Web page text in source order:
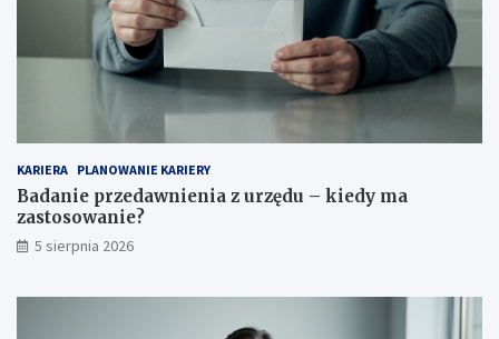
KARIERA PLANOWANIE KARIERY
Badanie przedawnienia z urzędu – kiedy ma
zastosowanie?
5 sierpnia 2026